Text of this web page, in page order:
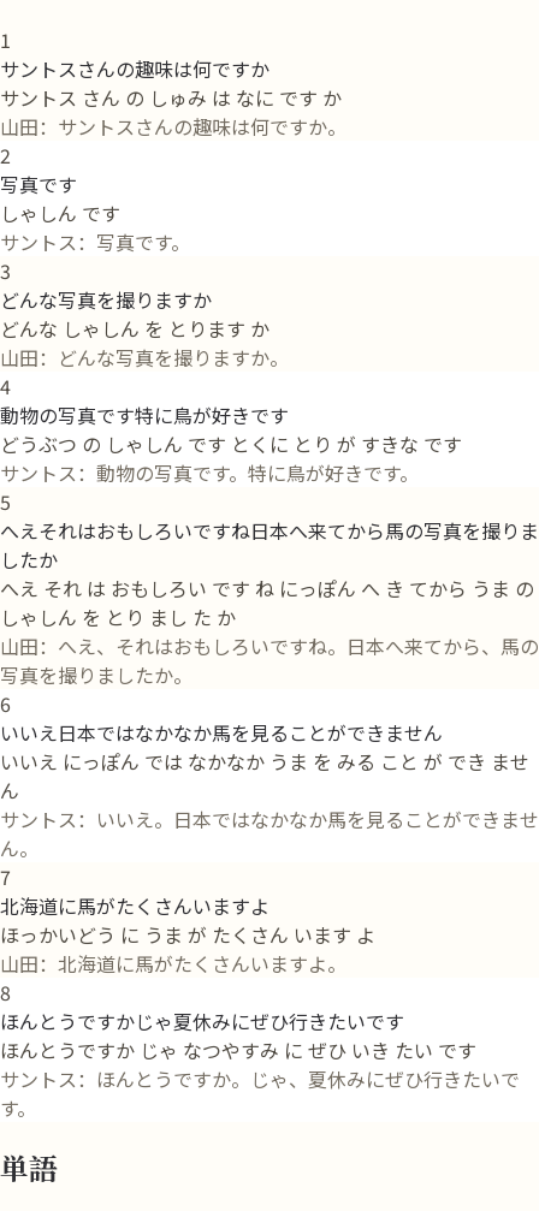
1
サントスさんの趣味は何ですか
サントス さん の しゅみ は なに です か
山田：サントスさんの趣味は何ですか。
2
写真です
しゃしん です
サントス：写真です。
3
どんな写真を撮りますか
どんな しゃしん を とります か
山田：どんな写真を撮りますか。
4
動物の写真です特に鳥が好きです
どうぶつ の しゃしん です とくに とり が すきな です
サントス：動物の写真です。特に鳥が好きです。
5
へえそれはおもしろいですね日本へ来てから馬の写真を撮りま
したか
へえ それ は おもしろい です ね にっぽん へ き てから うま の
しゃしん を とり まし た か
山田：へえ、それはおもしろいですね。日本へ来てから、馬の
写真を撮りましたか。
6
いいえ日本ではなかなか馬を見ることができません
いいえ にっぽん では なかなか うま を みる こと が でき ませ
ん
サントス：いいえ。日本ではなかなか馬を見ることができませ
ん。
7
北海道に馬がたくさんいますよ
ほっかいどう に うま が たくさん います よ
山田：北海道に馬がたくさんいますよ。
8
ほんとうですかじゃ夏休みにぜひ行きたいです
ほんとうですか じゃ なつやすみ に ぜひ いき たい です
サントス：ほんとうですか。じゃ、夏休みにぜひ行きたいで
す。
単語